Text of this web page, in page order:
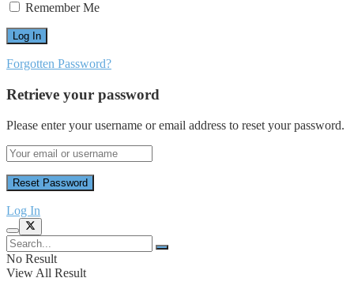
Remember Me
Forgotten Password?
Retrieve your password
Please enter your username or email address to reset your password.
Log In
No Result
View All Result